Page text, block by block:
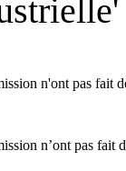
n'ont pas fait
n’ont pas